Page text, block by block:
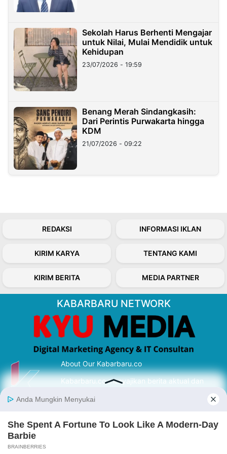
Sekolah Harus Berhenti Mengajar
untuk Nilai, Mulai Mendidik untuk
Kehidupan
23/07/2026 - 19:59
Benang Merah Sindangkasih:
Dari Perintis Purwakarta hingga
KDM
21/07/2026 - 09:22
REDAKSI INFORMASI IKLAN
KIRIM KARYA TENTANG KAMI
KIRIM BERITA MEDIA PARTNER
KABARBARU NETWORK
About Our Kabarbaru.co
Kabarbaru.co menyajikan berita aktual dan
serta terverifikasi dari sumber yang tepat.
Follow Kabarbaru